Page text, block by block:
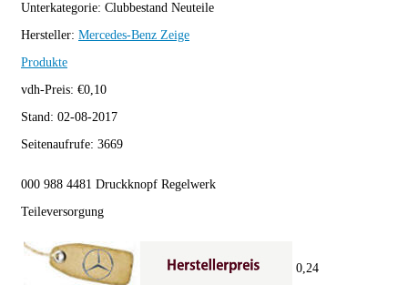
Unterkategorie: Clubbestand Neuteile
Hersteller: Mercedes-Benz Zeige
Produkte
vdh-Preis: €0,10
Stand: 02-08-2017
Seitenaufrufe: 3669
000 988 4481 Druckknopf Regelwerk
Teileversorgung
0,24